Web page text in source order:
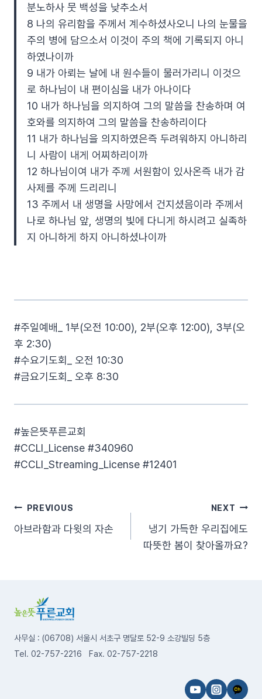
분노하사 뭇 백성을 낮추소서
8 나의 유리함을 주께서 계수하셨사오니 나의 눈물을
주의 병에 담으소서 이것이 주의 책에 기록되지 아니
하였나이까
9 내가 아뢰는 날에 내 원수들이 물러가리니 이것으
로 하나님이 내 편이심을 내가 아나이다
10 내가 하나님을 의지하여 그의 말씀을 찬송하며 여
호와를 의지하여 그의 말씀을 찬송하리이다
11 내가 하나님을 의지하였은즉 두려워하지 아니하리
니 사람이 내게 어찌하리이까
12 하나님이여 내가 주께 서원함이 있사온즉 내가 감
사제를 주께 드리리니
13 주께서 내 생명을 사망에서 건지셨음이라 주께서
나로 하나님 앞, 생명의 빛에 다니게 하시려고 실족하
지 아니하게 하지 아니하셨나이까
#주일예배_ 1부(오전 10:00), 2부(오후 12:00), 3부(오
후 2:30)
#수요기도회_ 오전 10:30
#금요기도회_ 오후 8:30
#높은뜻푸른교회​
#CCLI_License​ #340960​
#CCLI_Streaming_License​ #12401
글PREVIOUS
아브라함과 다윗의 자손
NEXT
냉기 가득한 우리집에도
따뜻한 봄이 찾아올까요?
사무실 : (06708) 서울시 서초구 명달로 52-9 소강빌딩 5층
Tel. 02-757-2216 Fax. 02-757-2218